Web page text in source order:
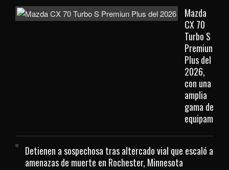
Mazda
CX 70
Turbo S
Premiun
Plus del
2026,
con una
amplia
gama de
Detienen a sospechosa tras altercado vial que escaló a
amenazas de muerte en Rochester, Minnesota